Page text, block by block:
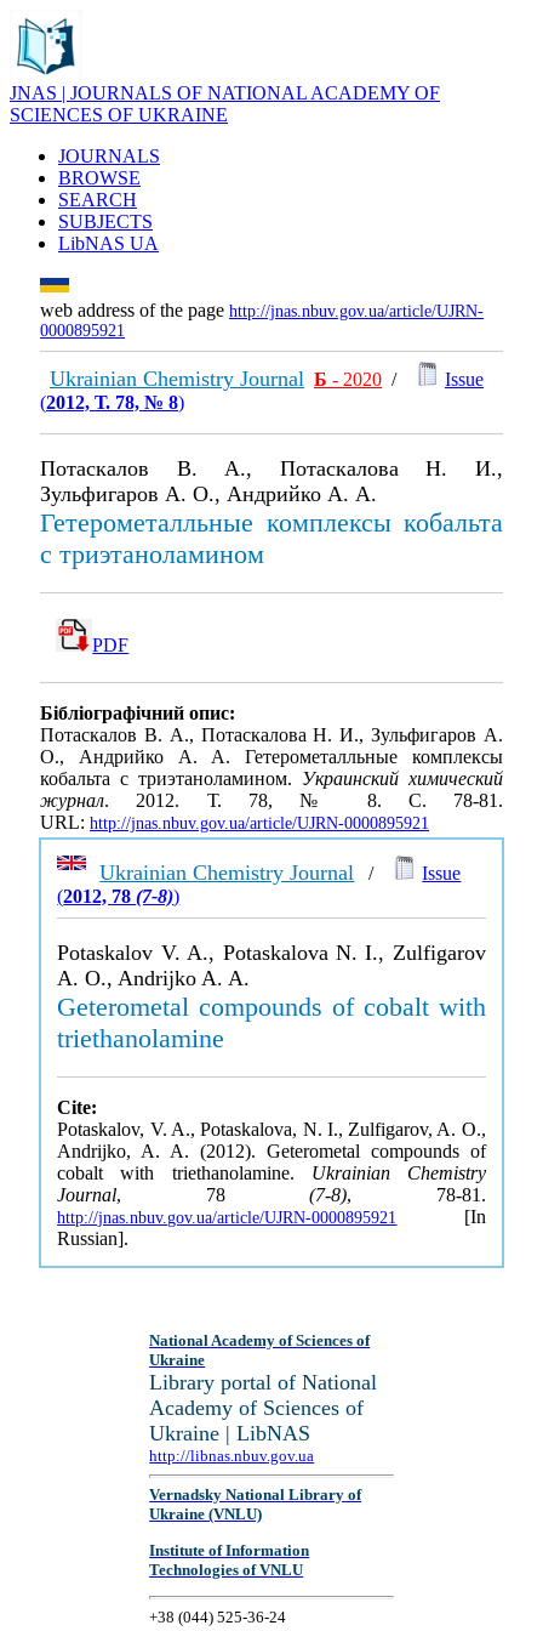
JNAS | JOURNALS OF NATIONAL ACADEMY OF
SCIENCES OF UKRAINE
JOURNALS
BROWSE
SEARCH
SUBJECTS
LibNAS UA
web address of the page http://jnas.nbuv.gov.ua/article/UJRN-
0000895921
Ukrainian Chemistry Journal Б - 2020 /
Issue
(2012, Т. 78, № 8)
Потаскалов В. А., Потаскалова Н. И.,
Зульфигаров А. О., Андрийко А. А.
Гетерометалльные комплексы кобальта
с триэтаноламином
PDF
Бібліографічний опис:
Потаскалов В. А., Потаскалова Н. И., Зульфигаров А.
О., Андрийко А. А. Гетерометалльные комплексы
кобальта с триэтаноламином. Украинский химический
журнал. 2012. Т. 78, № 8. С. 78-81.
URL: http://jnas.nbuv.gov.ua/article/UJRN-0000895921
Ukrainian Chemistry Journal /
Issue
(2012, 78(7-8))
Potaskalov V. A., Potaskalova N. I., Zulfigarov
A. O., Andrijko A. A.
Geterometal compounds of cobalt with
triethanolamine
Cite:
Potaskalov, V. A., Potaskalova, N. I., Zulfigarov, A. O.,
Andrijko, A. A. (2012). Geterometal compounds of
cobalt with triethanolamine. Ukrainian Chemistry
Journal, 78(7-8), 78-81.
http://jnas.nbuv.gov.ua/article/UJRN-0000895921
[In
Russian].
National Academy of Sciences of
Ukraine
Library portal of National
Academy of Sciences of
Ukraine | LibNAS
http://libnas.nbuv.gov.ua
Vernadsky National Library of
Ukraine (VNLU)
Institute of Information
Technologies of VNLU
+38 (044) 525-36-24